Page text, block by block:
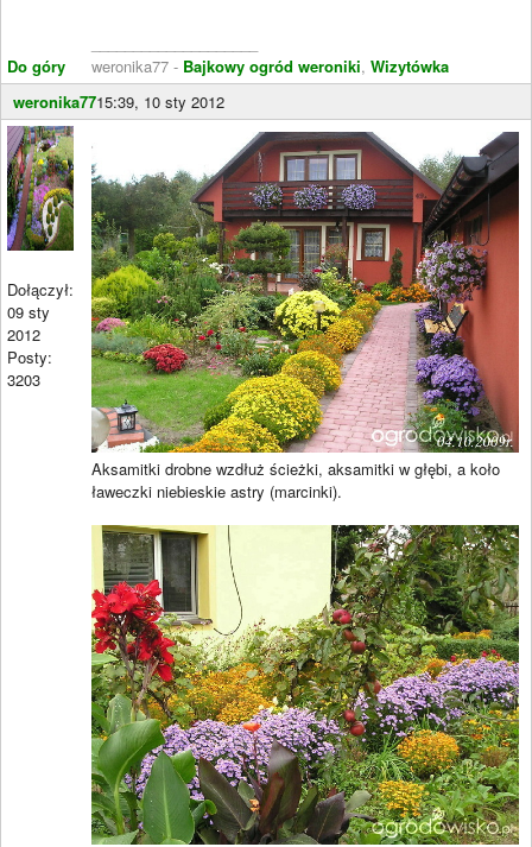
Do góry
weronika77 - Bajkowy ogród weroniki, Wizytówka
weronika7715:39, 10 sty 2012
Dołączył:
09 sty
2012
Posty:
3203
Aksamitki drobne wzdłuż ścieżki, aksamitki w głębi, a koło
ławeczki niebieskie astry (marcinki).